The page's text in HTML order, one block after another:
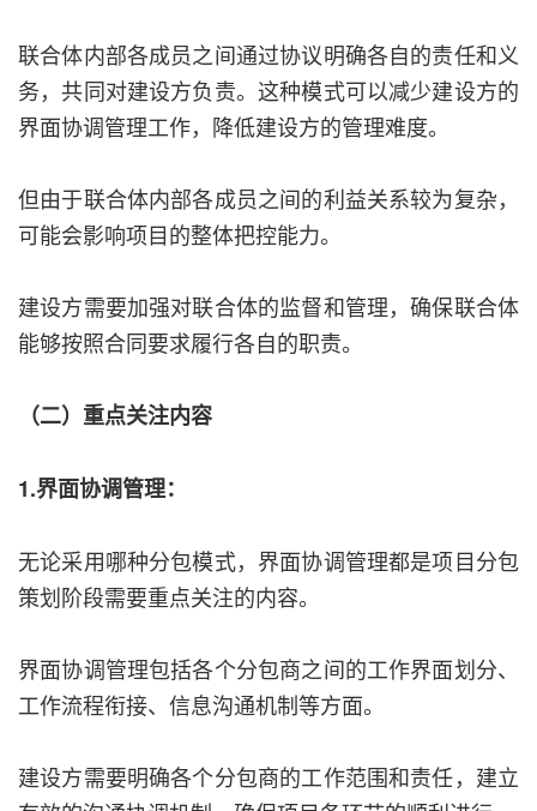
联合体内部各成员之间通过协议明确各自的责任和义
务，共同对建设方负责。这种模式可以减少建设方的
界面协调管理工作，降低建设方的管理难度。
但由于联合体内部各成员之间的利益关系较为复杂，
可能会影响项目的整体把控能力。
建设方需要加强对联合体的监督和管理，确保联合体
能够按照合同要求履行各自的职责。
（二）重点关注内容
1.界面协调管理：
无论采用哪种分包模式，界面协调管理都是项目分包
策划阶段需要重点关注的内容。
界面协调管理包括各个分包商之间的工作界面划分、
工作流程衔接、信息沟通机制等方面。
建设方需要明确各个分包商的工作范围和责任，建立